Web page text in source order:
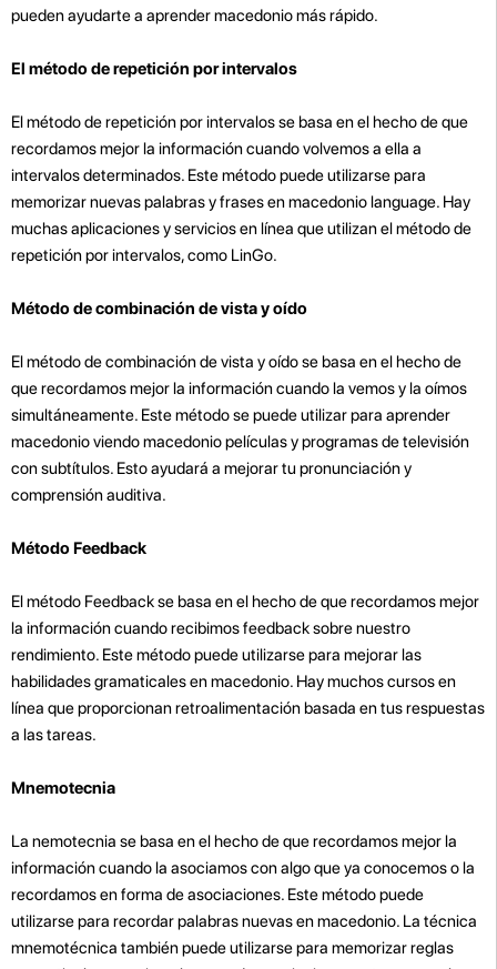
pueden ayudarte a aprender macedonio más rápido.
El método de repetición por intervalos
El método de repetición por intervalos se basa en el hecho de que
recordamos mejor la información cuando volvemos a ella a
intervalos determinados. Este método puede utilizarse para
memorizar nuevas palabras y frases en macedonio language. Hay
muchas aplicaciones y servicios en línea que utilizan el método de
repetición por intervalos, como LinGo.
Método de combinación de vista y oído
El método de combinación de vista y oído se basa en el hecho de
que recordamos mejor la información cuando la vemos y la oímos
simultáneamente. Este método se puede utilizar para aprender
macedonio viendo macedonio películas y programas de televisión
con subtítulos. Esto ayudará a mejorar tu pronunciación y
comprensión auditiva.
Método Feedback
El método Feedback se basa en el hecho de que recordamos mejor
la información cuando recibimos feedback sobre nuestro
rendimiento. Este método puede utilizarse para mejorar las
habilidades gramaticales en macedonio. Hay muchos cursos en
línea que proporcionan retroalimentación basada en tus respuestas
a las tareas.
Mnemotecnia
La nemotecnia se basa en el hecho de que recordamos mejor la
información cuando la asociamos con algo que ya conocemos o la
recordamos en forma de asociaciones. Este método puede
utilizarse para recordar palabras nuevas en macedonio. La técnica
mnemotécnica también puede utilizarse para memorizar reglas